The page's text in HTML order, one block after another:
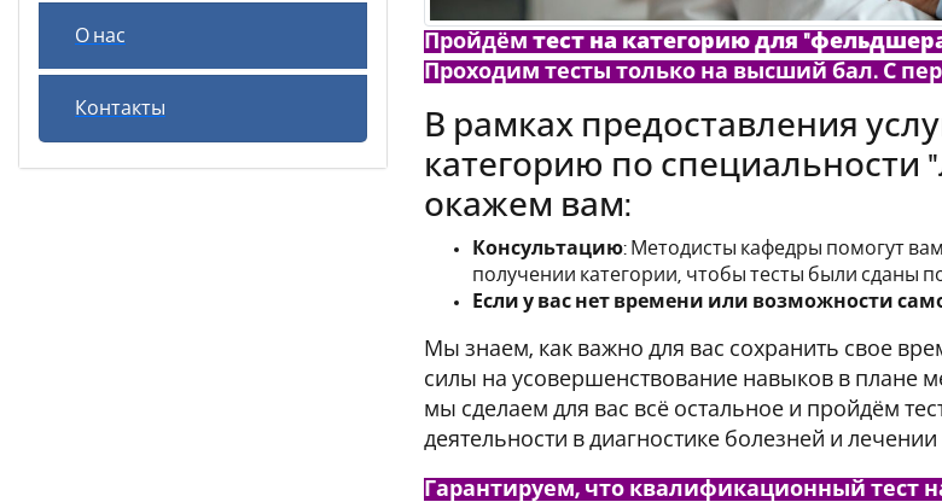
О нас
Контакты
Пройдём тест на категорию для
Проходим тесты только на высший бал. С
В рамках предоставления
категорию по
окажем вам:
Консультацию: Методисты кафедры помогут вам
получении категории, чтобы тесты были сданы
Если у вас нет времени или возможности
Мы знаем, как важно для вас сохранить свое
силы на усовершенствование навыков в плане
мы сделаем для вас всё остальное и пройдём
деятельности в диагностике болезней и
Гарантируем, что квалификационный тест